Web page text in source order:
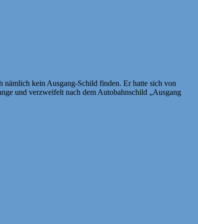
nämlich kein Ausgang-Schild finden. Er hatte sich von
und verzweifelt nach dem Autobahnschild „Ausgang